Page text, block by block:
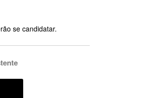
se candidatar.